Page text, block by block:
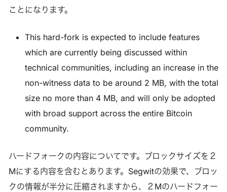
ことになります。
This hard-fork is expected to include features
which are currently being discussed within
technical communities, including an increase in the
non-witness data to be around 2 MB, with the total
size no more than 4 MB, and will only be adopted
with broad support across the entire Bitcoin
community.
ハードフォークの内容についてです。ブロックサイズを２
Mにする内容を含むとあります。Segwitの効果で、ブロッ
クの情報が半分に圧縮されますから、２Mのハードフォー